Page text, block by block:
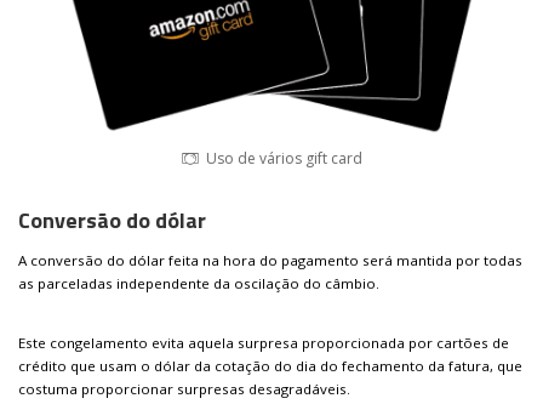
Uso de vários gift card
Conversão do dólar
A conversão do dólar feita na hora do pagamento será mantida por todas
as parceladas independente da oscilação do câmbio.
Este congelamento evita aquela surpresa proporcionada por cartões de
crédito que usam o dólar da cotação do dia do fechamento da fatura, que
costuma proporcionar surpresas desagradáveis.